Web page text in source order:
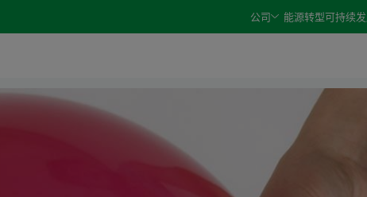
with the arrow keys and select an option with the
公司 能源转型可持续